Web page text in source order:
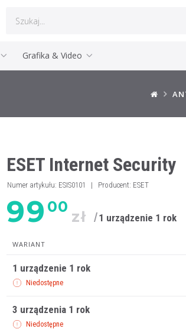
Grafika & Video
ESET Internet Security
Numer artykułu: ESIS0101 | Producent: ESET
99 00
zł 1 urządzenie 1 rok
WARIANT
1 urządzenie 1 rok
Niedostępne
3 urządzenia 1 rok
Niedostępne